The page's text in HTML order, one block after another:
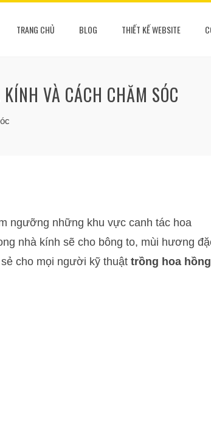
TRANG CHỦ BLOG THIẾT KẾ WEBSITE
VÀ CÁCH CHĂM SÓC
ngưỡng những khu vực canh tác hoa
nhà kính sẽ cho bông to, mùi hương
cho mọi người kỹ thuật trồng hoa hồng